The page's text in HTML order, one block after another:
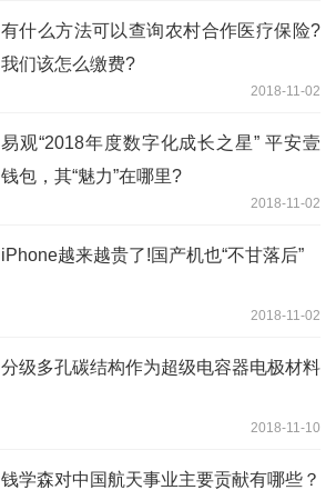
有什么方法可以查询农村合作医疗保险?
我们该怎么缴费?
2018-11-02
易观“2018年度数字化成长之星” 平安壹
钱包，其“魅力”在哪里?
2018-11-02
iPhone越来越贵了!国产机也“不甘落后”
2018-11-02
分级多孔碳结构作为超级电容器电极材料
2018-11-10
钱学森对中国航天事业主要贡献有哪些？